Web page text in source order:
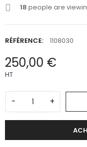
18 people are
RÉFÉRENCE: 1108030
250,00 €
HT
- +